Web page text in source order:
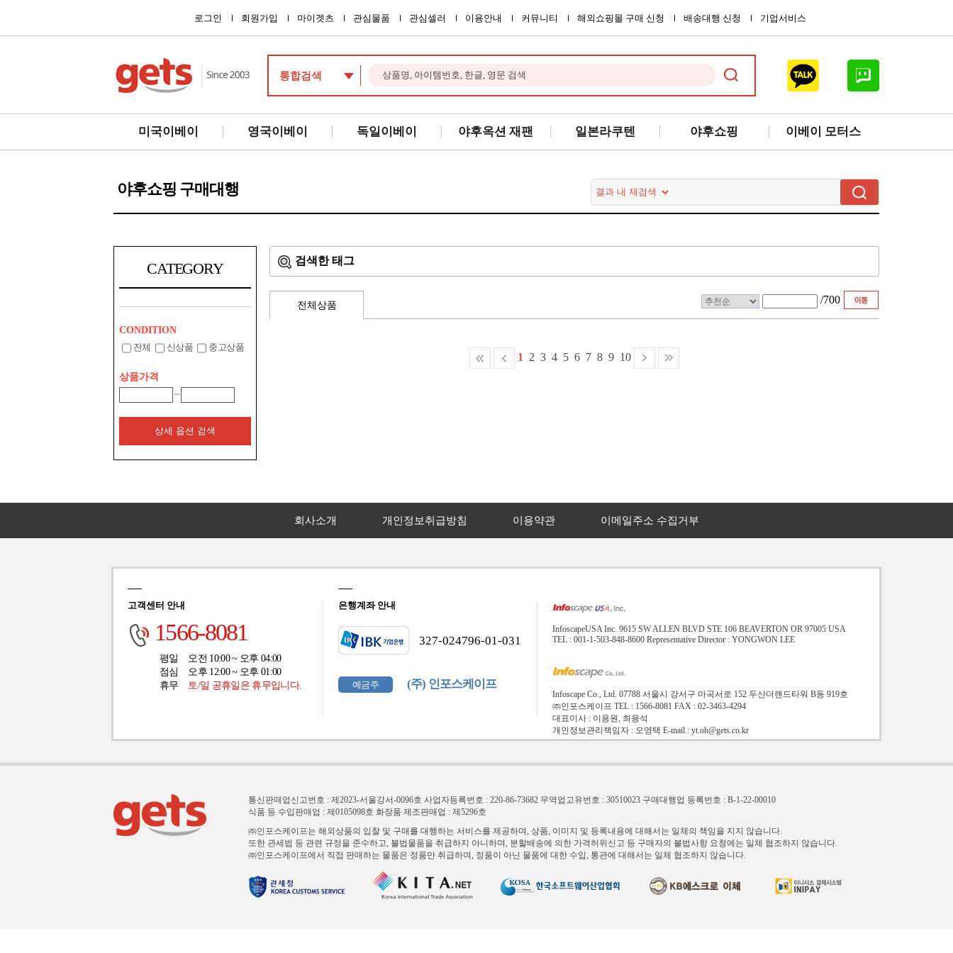
로그인 회원가입 마이겟츠 관심물품 관심셀러 이용안내 커뮤니티 해외쇼핑몰 구매 신청 배송대행 신청 기업서비스
통합검색
미국이베이 영국이베이 독일이베이 야후옥션 재팬 일본라쿠텐 야후쇼핑 이베이 모터스
야후쇼핑 구매대행
CATEGORY
CONDITION
전체
신상품 중고상품
상품가격
~
상세 옵션 검색
검색한 태그
전체상품 /700
1 2 3 4 5 6 7 8 9 10
회사소개 개인정보취급방침 이용약관 이메일주소 수집거부
고객센터 안내
1566-8081
평일
오전 10:00 ~ 오후 04:00
점심
오후 12:00 ~ 오후 01:00
휴무
토/일 공휴일은 휴무입니다.
은행계좌 안내
327-024796-01-031
예금주 (주) 인포스케이프
InfoscapeUSA Inc. 9615 SW ALLEN BLVD STE 106 BEAVERTON OR 97005 USA
TEL : 001-1-503-848-8600 Representative Director : YONGWON LEE
Infoscape Co., Ltd. 07788 서울시 강서구 마곡서로 152 두산더랜드타워 B동 919호
㈜인포스케이프 TEL : 1566-8081 FAX : 02-3463-4294
대표이사 : 이용원, 최용석
개인정보관리책임자 : 오영택 E-mail : yt.oh@gets.co.kr
통신판매업신고번호 : 제2023-서울강서-0096호 사업자등록번호 : 220-86-73682 무역업고유번호 : 30510023 구매대행업 등록번호 : B-1-22-00010
식품 등 수입판매업 : 제0105098호 화장품 제조판매업 : 제5296호
㈜인포스케이프는 해외상품의 입찰 및 구매를 대행하는 서비스를 제공하며, 상품, 이미지 및 등록내용에 대해서는 일체의 책임을 지지 않습니다.
또한 관세법 등 관련 규정을 준수하고, 불법물품을 취급하지 아니하며, 분할배송에 의한 가격허위신고 등 구매자의 불법사항 요청에는 일체 협조하지 않습니다.
㈜인포스케이프에서 직접 판매하는 물품은 정품만 취급하며, 정품이 아닌 물품에 대한 수입, 통관에 대해서는 일체 협조하지 않습니다.